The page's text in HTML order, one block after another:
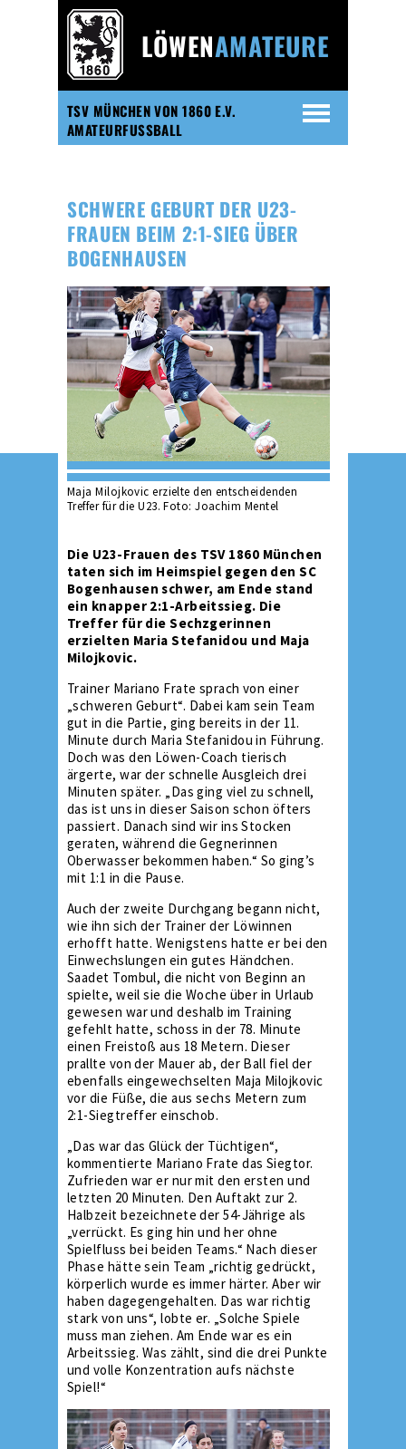
TSV MÜNCHEN VON 1860 E.V.
AMATEURFUSSBALL
LÖWENAMATEURE
SCHWERE GEBURT DER U23-
FRAUEN BEIM 2:1-SIEG ÜBER
BOGENHAUSEN
Maja Milojkovic erzielte den entscheidenden
Treffer für die U23. Foto: Joachim Mentel
Die U23-Frauen des TSV 1860 München
taten sich im Heimspiel gegen den SC
Bogenhausen schwer, am Ende stand
ein knapper 2:1-Arbeitssieg. Die
Treffer für die Sechzgerinnen
erzielten Maria Stefanidou und Maja
Milojkovic.
Trainer Mariano Frate sprach von einer
„schweren Geburt“. Dabei kam sein Team
gut in die Partie, ging bereits in der 11.
Minute durch Maria Stefanidou in Führung.
Doch was den Löwen-Coach tierisch
ärgerte, war der schnelle Ausgleich drei
Minuten später. „Das ging viel zu schnell,
das ist uns in dieser Saison schon öfters
passiert. Danach sind wir ins Stocken
geraten, während die Gegnerinnen
Oberwasser bekommen haben.“ So ging’s
mit 1:1 in die Pause.
Auch der zweite Durchgang begann nicht,
wie ihn sich der Trainer der Löwinnen
erhofft hatte. Wenigstens hatte er bei den
Einwechslungen ein gutes Händchen.
Saadet Tombul, die nicht von Beginn an
spielte, weil sie die Woche über in Urlaub
gewesen war und deshalb im Training
gefehlt hatte, schoss in der 78. Minute
einen Freistoß aus 18 Metern. Dieser
prallte von der Mauer ab, der Ball fiel der
ebenfalls eingewechselten Maja Milojkovic
vor die Füße, die aus sechs Metern zum
2:1-Siegtreffer einschob.
„Das war das Glück der Tüchtigen“,
kommentierte Mariano Frate das Siegtor.
Zufrieden war er nur mit den ersten und
letzten 20 Minuten. Den Auftakt zur 2.
Halbzeit bezeichnete der 54-Jährige als
„verrückt. Es ging hin und her ohne
Spielfluss bei beiden Teams.“ Nach dieser
Phase hätte sein Team „richtig gedrückt,
körperlich wurde es immer härter. Aber wir
haben dagegengehalten. Das war richtig
stark von uns“, lobte er. „Solche Spiele
muss man ziehen. Am Ende war es ein
Arbeitssieg. Was zählt, sind die drei Punkte
und volle Konzentration aufs nächste
Spiel!“